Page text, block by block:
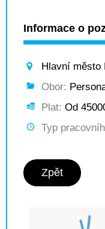
Informace o
Hlavní město
Obor:
Plat: Od
Typ
Zpět